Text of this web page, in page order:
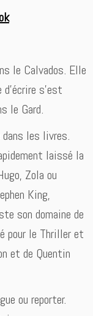
le Calvados. Elle
s’est
le Gard.
dans les livres.
laissé la
Zola ou
King,
son domaine de
pour le Thriller et
et de Quentin
ou reporter.